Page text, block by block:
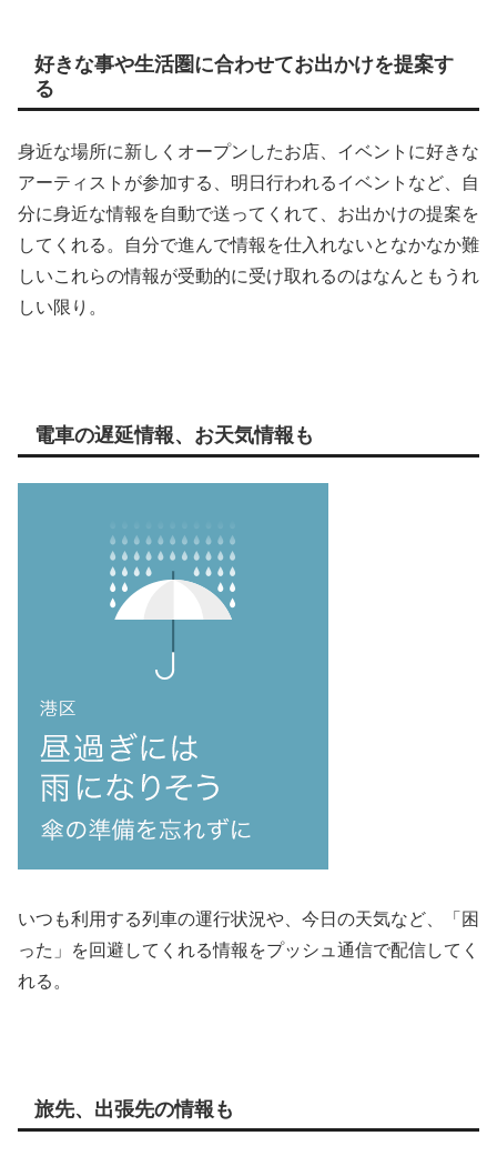
好きな事や生活圏に合わせてお出かけを提案す
る
身近な場所に新しくオープンしたお店、イベントに好きな
アーティストが参加する、明日行われるイベントなど、自
分に身近な情報を自動で送ってくれて、お出かけの提案を
してくれる。自分で進んで情報を仕入れないとなかなか難
しいこれらの情報が受動的に受け取れるのはなんともうれ
しい限り。
電車の遅延情報、お天気情報も
いつも利用する列車の運行状況や、今日の天気など、「困
った」を回避してくれる情報をプッシュ通信で配信してく
れる。
旅先、出張先の情報も